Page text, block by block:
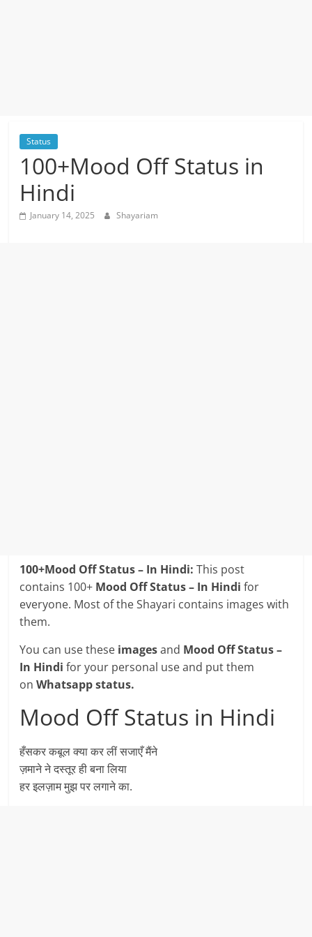
Status
100+Mood Off Status in
Hindi
January 14, 2025 Shayariam
100+Mood Off Status – In Hindi: This post
contains 100+ Mood Off Status – In Hindifor
everyone. Most of the Shayari contains images with
them.
You can use these imagesand Mood Off Status –
In Hindi for your personal use and put them
onWhatsapp status.
Mood Off Status in Hindi
हँसकर कबूल क्या कर लीं सजाएँ मैंने
ज़माने ने दस्तूर ही बना लिया
हर इलज़ाम मुझ पर लगाने का.